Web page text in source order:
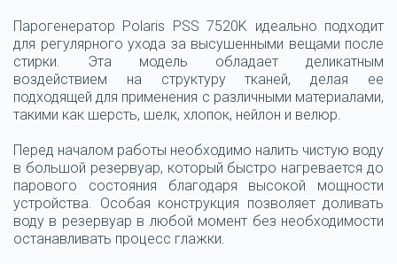
Парогенератор Polaris PSS 7520K идеально подходит
для регулярного ухода за высушенными вещами после
стирки. Эта модель обладает деликатным
воздействием на структуру тканей, делая ее
подходящей для применения с различными материалами,
такими как шерсть, шелк, хлопок, нейлон и велюр.
Перед началом работы необходимо налить чистую воду
в большой резервуар, который быстро нагревается до
парового состояния благодаря высокой мощности
устройства. Особая конструкция позволяет доливать
воду в резервуар в любой момент без необходимости
останавливать процесс глажки.